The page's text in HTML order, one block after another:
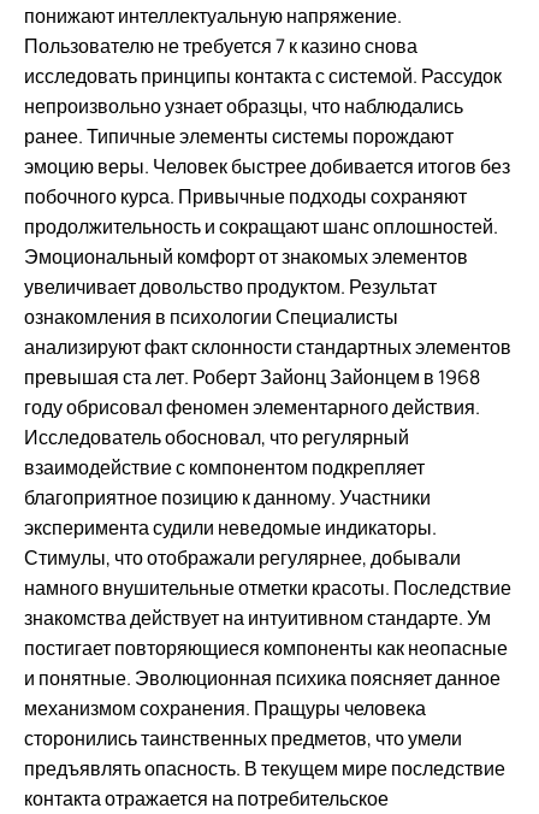
понижают интеллектуальную напряжение.
Пользователю не требуется 7 к казино снова
исследовать принципы контакта с системой. Рассудок
непроизвольно узнает образцы, что наблюдались
ранее. Типичные элементы системы порождают
эмоцию веры. Человек быстрее добивается итогов без
побочного курса. Привычные подходы сохраняют
продолжительность и сокращают шанс оплошностей.
Эмоциональный комфорт от знакомых элементов
увеличивает довольство продуктом. Результат
ознакомления в психологии Специалисты
анализируют факт склонности стандартных элементов
превышая ста лет. Роберт Зайонц Зайонцем в 1968
году обрисовал феномен элементарного действия.
Исследователь обосновал, что регулярный
взаимодействие с компонентом подкрепляет
благоприятное позицию к данному. Участники
эксперимента судили неведомые индикаторы.
Стимулы, что отображали регулярнее, добывали
намного внушительные отметки красоты. Последствие
знакомства действует на интуитивном стандарте. Ум
постигает повторяющиеся компоненты как неопасные
и понятные. Эволюционная психика поясняет данное
механизмом сохранения. Пращуры человека
сторонились таинственных предметов, что умели
предъявлять опасность. В текущем мире последствие
контакта отражается на потребительское